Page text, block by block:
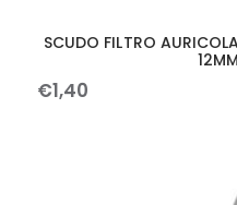
SCUDO FILTRO
€1,40